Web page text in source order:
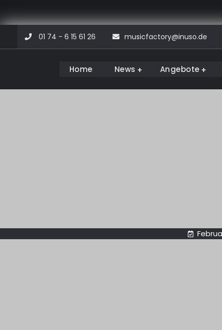
content
01 74 - 6 15 61 26 musicfactory@inuso.de
Musicfactory
Home News Angebote